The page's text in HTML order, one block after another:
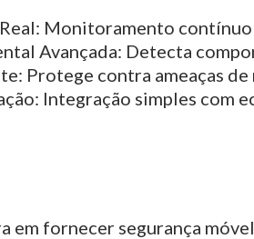
Monitoramento contínuo
Avançada: Detecta
Protege contra ameaças
Integração simples com
em fornecer segurança